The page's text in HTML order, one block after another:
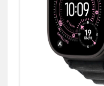
• Samsung
ПАМЕТНИ ЧАСОВНИЦИ